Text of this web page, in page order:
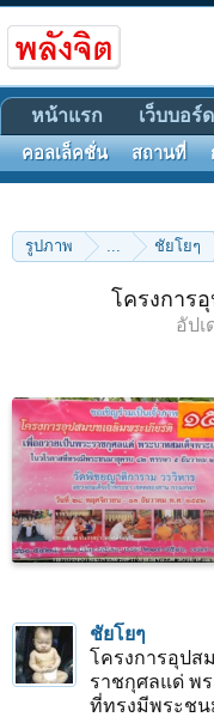
รูปภาพ ... ชัยโยๆ
โครงการ
อัปเ
ชัยโยๆ
โครงการอุปส
ราชกุศลแด่ พ
ที่ทรงมีพระชน
หน้าแรก เว็บบอร์ด
คอลเล็คชั่น สถานที่